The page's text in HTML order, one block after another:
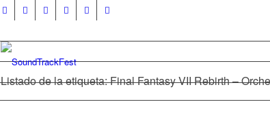
Listado de la etiqueta: Final Fantasy VII Rebirth –